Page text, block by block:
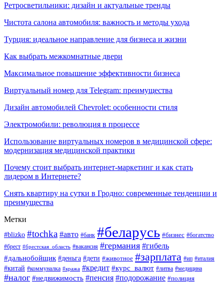
Ретросветильники: дизайн и актуальные тренды
Чистота салона автомобиля: важность и методы ухода
Турция: идеальное направление для бизнеса и жизни
Как выбрать межкомнатные двери
Максимальное повышение эффективности бизнеса
Виртуальный номер для Telegram: преимущества
Дизайн автомобилей Chevrolet: особенности стиля
Электромобили: революция в процессе
Использование виртуальных номеров в медицинской сфере:
модернизация медицинской практики
Почему стоит выбрать интернет-маркетинг и как стать
лидером в Интернете?
Снять квартиру на сутки в Гродно: современные тенденции и
преимущества
Метки
#blizko #tochka #авто #банк #беларусь #бизнес #богатство
#брест #брестская_область #вакансия #германия #гибель
#дальнобойщик #деньга #дети #животное #зарплата #ип #италия
#китай #коммуналка #кража #кредит #курс_валют #литва #медицина
#налог #недвижимость #пенсия #подорожание #полиция